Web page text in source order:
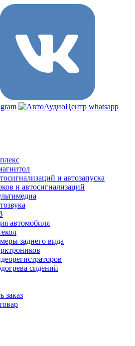
и автозапуска
и автосигнализаций
автомобиля
заднего вида
сидений
заказ